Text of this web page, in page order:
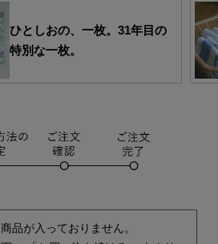
ひとしおの、一枚。31年目の
特別な一枚。
品が入っておりません。